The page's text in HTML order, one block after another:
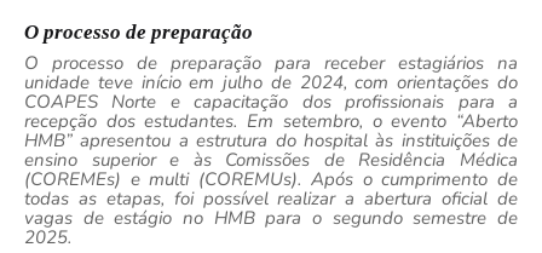
O processo de preparação
O processo de preparação para receber estagiários na
unidade teve início em julho de 2024, com orientações do
COAPES Norte e capacitação dos profissionais para a
recepção dos estudantes. Em setembro, o evento “Aberto
HMB” apresentou a estrutura do hospital às instituições de
ensino superior e às Comissões de Residência Médica
(COREMEs) e multi (COREMUs). Após o cumprimento de
todas as etapas, foi possível realizar a abertura oficial de
vagas de estágio no HMB para o segundo semestre de
2025.